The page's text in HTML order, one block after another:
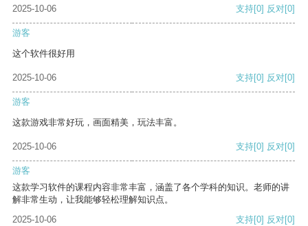
2025-10-06 支持[0] 反对[0]
游客
这个软件很好用
2025-10-06 支持[0] 反对[0]
游客
这款游戏非常好玩，画面精美，玩法丰富。
2025-10-06 支持[0] 反对[0]
游客
这款学习软件的课程内容非常丰富，涵盖了各个学科的知识。老师的讲
解非常生动，让我能够轻松理解知识点。
2025-10-06
支持[0] 反对[0]